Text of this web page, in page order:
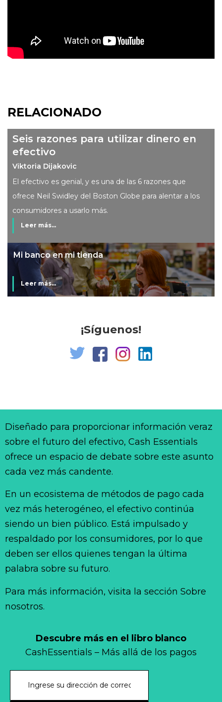
RELACIONADO
Seis razones para utilizar dinero en
efectivo
Viktoria Dijakovic
El efectivo es genial, y es una de las 6 razones que
ofrece Neil Swidley del Boston Globe para alentar a los
consumidores a usarlo más.
Leer más...
Mi banco en mi tienda
Leer más...
¡Síguenos!
Descubre más en el libro blanco
CashEssentials – Más allá de los pagos
Diseñado para proporcionar información veraz
sobre el futuro del efectivo, Cash Essentials
ofrece un espacio de debate sobre este asunto
cada vez más candente.
En un ecosistema de métodos de pago cada
vez más heterogéneo, el efectivo continúa
siendo un bien público. Está impulsado y
respaldado por los consumidores, por lo que
deben ser ellos quienes tengan la última
palabra sobre su futuro.
Para más información, visita la sección Sobre
nosotros.